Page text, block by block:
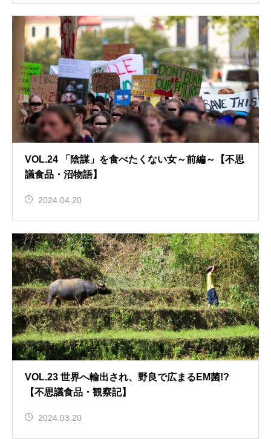
VOL.24 「陰謀」を食べたくない女～前編～【不思
議食品・沼物語】
2024.04.20
VOL.23 世界へ輸出され、野良で広まるEM菌!?
【不思議食品・観察記】
2024.03.20